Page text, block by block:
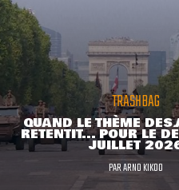
TRASHBAG
QUAND LE THÈME DES
RETENTIT... POUR LE
JUILLET
PARARNO KIKOO